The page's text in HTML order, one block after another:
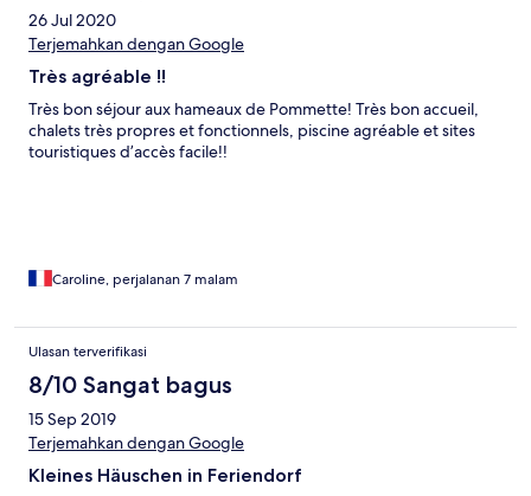
26 Jul 2020
Terjemahkan dengan Google
Très agréable !!
Très bon séjour aux hameaux de Pommette! Très bon accueil,
chalets très propres et fonctionnels, piscine agréable et sites
touristiques d’accès facile!!
Caroline, perjalanan 7 malam
Ulasan terverifikasi
8/10 Sangat bagus
15 Sep 2019
Terjemahkan dengan Google
Kleines Häuschen in Feriendorf